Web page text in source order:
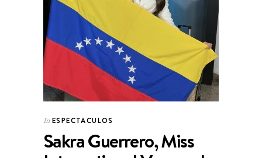
In ESPECTACULOS
Sakra Guerrero, Miss